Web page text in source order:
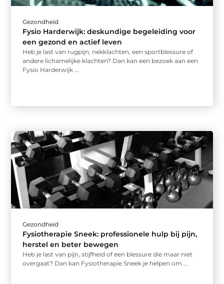
Gezondheid
Fysio Harderwijk: deskundige begeleiding voor
een gezond en actief leven
Heb je last van rugpijn, nekklachten, een sportblessure of
andere lichamelijke klachten? Dan kan een bezoek aan een
Fysio Harderwijk ...
Gezondheid
Fysiotherapie Sneek: professionele hulp bij pijn,
herstel en beter bewegen
Heb je last van pijn, stijfheid of een blessure die maar niet
overgaat? Dan kan Fysiotherapie Sneek je helpen om ...